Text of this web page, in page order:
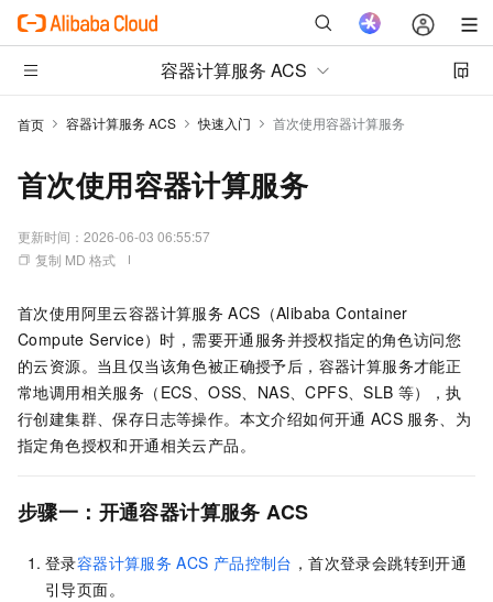
容器计算服务 ACS
首页 容器计算服务 ACS 快速入门 首次使用容器计算服务
首次使用容器计算服务
更新时间： 2026-06-03 06:55:57
复制 MD 格式
首次使用阿里云容器计算服务 ACS （Alibaba Container
Compute Service）时，需要开通服务并授权指定的角色访问您
的云资源。当且仅当该角色被正确授予后，容器计算服务才能正
常地调用相关服务（ECS、OSS、NAS、CPFS、SLB 等），执
行创建集群、保存日志等操作。本文介绍如何开通 ACS 服务、为
指定角色授权和开通相关云产品。
步骤一：开通容器计算服务 ACS
登录容器计算服务 ACS 产品控制台 ，首次登录会跳转到开通
引导页面。